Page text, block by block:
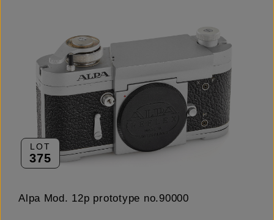
LOT
375
Alpa Mod. 12p prototype no.90000